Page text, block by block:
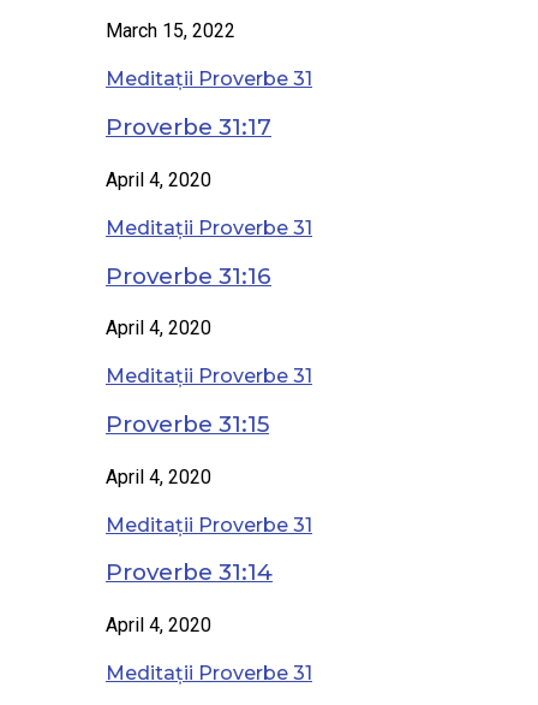
March 15, 2022
Meditații Proverbe 31
Proverbe 31:17
April 4, 2020
Meditații Proverbe 31
Proverbe 31:16
April 4, 2020
Meditații Proverbe 31
Proverbe 31:15
April 4, 2020
Meditații Proverbe 31
Proverbe 31:14
April 4, 2020
Meditații Proverbe 31